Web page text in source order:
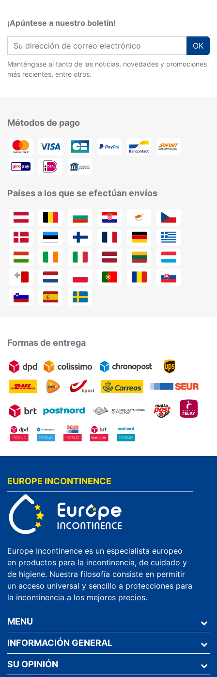
¡Apúntese a nuestro boletín!
OK
Manténgase al tanto de las noticias, novedades y promociones
más recientes, entre otros.
Métodos de pago
Países a los que se efectúan envíos
Formas de entrega
EUROPE INCONTINENCE
Europe Incontinence es un especialista europeo
en productos para la incontinencia, de cuidado y
de higiene. Nuestra filosofía consiste en permitir
un acceso universal y sencillo a protecciones para
la incontinencia a los mejores precios.
MENU
INFORMACIÓN GENERAL
SU OPINIÓN